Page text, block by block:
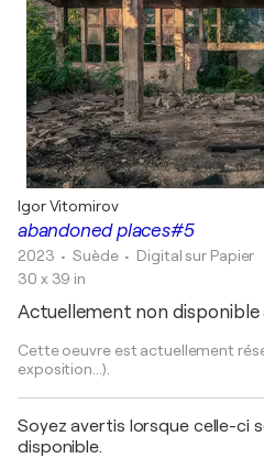
abandoned places#5
Igor Vitomirov
2023 • Suède • Digital sur Papier
30 x 39 in
Actuellement non disponible
Cette oeuvre est actuellement
exposition...).
Soyez avertis lorsque celle-ci
disponible.